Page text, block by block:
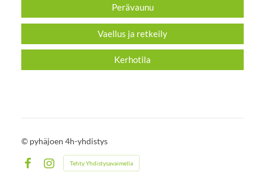
Perävaunu
Vaellus ja retkeily
Kerhotila
© pyhäjoen 4h-yhdistys
Instagram
Tehty Yhdistysavaimella